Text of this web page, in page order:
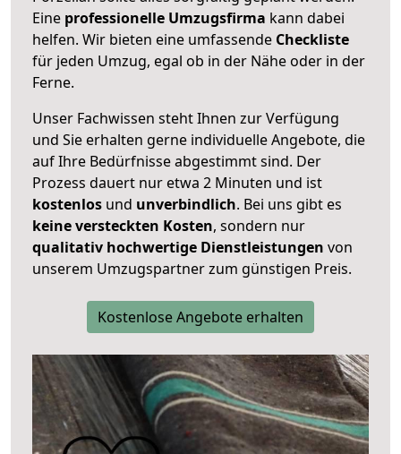
Eine professionelle Umzugsfirma kann dabei
helfen. Wir bieten eine umfassende Checkliste
für jeden Umzug, egal ob in der Nähe oder in der
Ferne.
Unser Fachwissen steht Ihnen zur Verfügung
und Sie erhalten gerne individuelle Angebote, die
auf Ihre Bedürfnisse abgestimmt sind. Der
Prozess dauert nur etwa 2 Minuten und ist
kostenlos und unverbindlich. Bei uns gibt es
keine versteckten Kosten, sondern nur
qualitativ hochwertige Dienstleistungen von
unserem Umzugspartner zum günstigen Preis.
Kostenlose Angebote erhalten